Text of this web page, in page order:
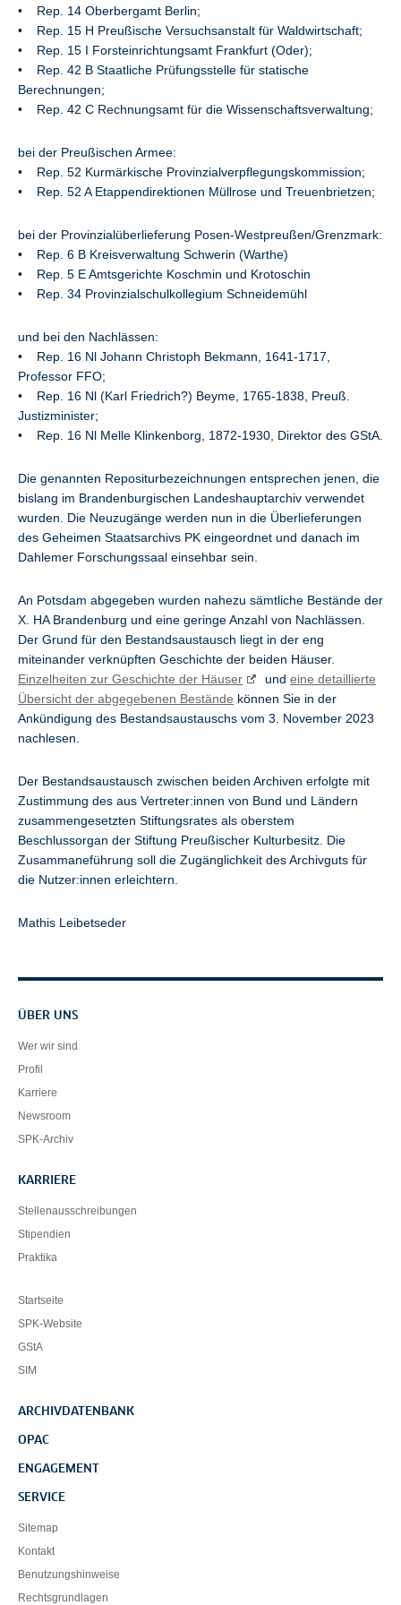
• Rep. 14 Oberbergamt Berlin;
• Rep. 15 H Preußische Versuchsanstalt für Waldwirtschaft;
• Rep. 15 I Forsteinrichtungsamt Frankfurt (Oder);
• Rep. 42 B Staatliche Prüfungsstelle für statische
Berechnungen;
• Rep. 42 C Rechnungsamt für die Wissenschaftsverwaltung;
bei der Preußischen Armee:
• Rep. 52 Kurmärkische Provinzialverpflegungskommission;
• Rep. 52 A Etappendirektionen Müllrose und Treuenbrietzen;
bei der Provinzialüberlieferung Posen-Westpreußen/Grenzmark:
• Rep. 6 B Kreisverwaltung Schwerin (Warthe)
• Rep. 5 E Amtsgerichte Koschmin und Krotoschin
• Rep. 34 Provinzialschulkollegium Schneidemühl
und bei den Nachlässen:
• Rep. 16 Nl Johann Christoph Bekmann, 1641-1717,
Professor FFO;
• Rep. 16 Nl (Karl Friedrich?) Beyme, 1765-1838, Preuß.
Justizminister;
• Rep. 16 Nl Melle Klinkenborg, 1872-1930, Direktor des GStA.
Die genannten Repositurbezeichnungen entsprechen jenen, die
bislang im Brandenburgischen Landeshauptarchiv verwendet
wurden. Die Neuzugänge werden nun in die Überlieferungen
des Geheimen Staatsarchivs PK eingeordnet und danach im
Dahlemer Forschungssaal einsehbar sein.
An Potsdam abgegeben wurden nahezu sämtliche Bestände der
X. HA Brandenburg und eine geringe Anzahl von Nachlässen.
Der Grund für den Bestandsaustausch liegt in der eng
miteinander verknüpften Geschichte der beiden Häuser.
Einzelheiten zur Geschichte der Häuser
und eine detaillierte
Übersicht der abgegebenen Bestände können Sie in der
Ankündigung des Bestandsaustauschs vom 3. November 2023
nachlesen.
Der Bestandsaustausch zwischen beiden Archiven erfolgte mit
Zustimmung des aus Vertreter:innen von Bund und Ländern
zusammengesetzten Stiftungsrates als oberstem
Beschlussorgan der Stiftung Preußischer Kulturbesitz. Die
Zusammaneführung soll die Zugänglichkeit des Archivguts für
die Nutzer:innen erleichtern.
Mathis Leibetseder
Servicenavigation
ÜBER UNS
Wer wir sind
Profil
Karriere
Newsroom
SPK-Archiv
KARRIERE
Stellenausschreibungen
Stipendien
Praktika
Startseite
SPK-Website
GStA
SIM
ARCHIVDATENBANK
OPAC
ENGAGEMENT
SERVICE
Sitemap
Kontakt
Benutzungshinweise
Rechtsgrundlagen